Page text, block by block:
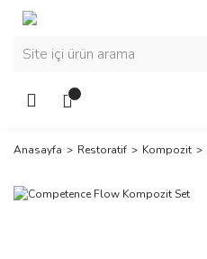
Anasayfa Restoratif Kompozit